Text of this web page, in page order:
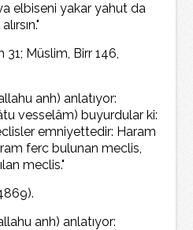
elbiseni yakar yahut da
31; Müslim, Birr 146,
anh) anlatıyor:
vesselâm) buyurdular ki:
emniyettedir: Haram
ferc bulunan meclis,
meclis."
anh) anlatıyor: